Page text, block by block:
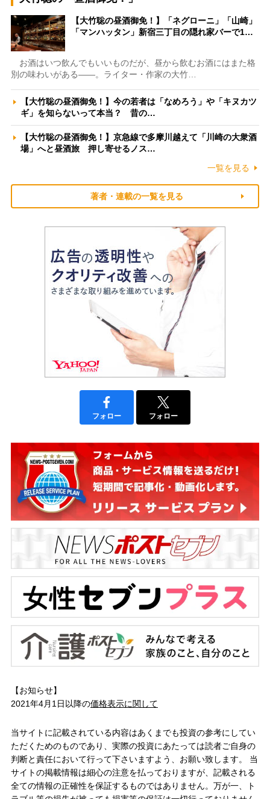
【大竹聡の昼酒御免！】「ネグローニ」「山崎」
「マンハッタン」新宿三丁目の隠れ家バーで1…
お酒はいつ飲んでもいいものだが、昼から飲むお酒にはまた格
別の味わいがある――。ライター・作家の大竹…
【大竹聡の昼酒御免！】今の若者は「なめろう」や「キヌカツ
ギ」を知らないって本当？ 昔の…
【大竹聡の昼酒御免！】京急線で多摩川越えて「川崎の大衆酒
場」へと昼酒旅 押し寄せるノス…
一覧を見る
著者・連載の一覧を見る
フォロー フォロー
【お知らせ】
2021年4月1日以降の価格表示に関して
当サイトに記載されている内容はあくまでも投資の参考にしてい
ただくためのものであり、実際の投資にあたっては読者ご自身の
判断と責任において行って下さいますよう、お願い致します。 当
サイトの掲載情報は細心の注意を払っておりますが、記載される
全ての情報の正確性を保証するものではありません。万が一、ト